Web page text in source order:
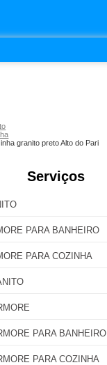
granito preto Alto do Pari
Serviços
PARA BANHEIRO
PARA COZINHA
PARA BANHEIRO
PARA COZINHA